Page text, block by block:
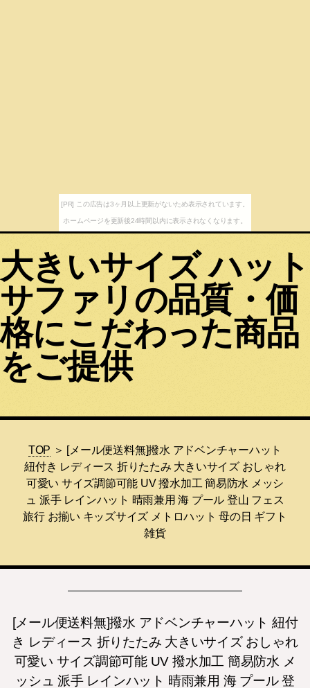
[PR] この広告は3ヶ月以上更新がないため表示されています。
ホームページを更新後24時間以内に表示されなくなります。
大きいサイズ ハット
サファリの品質・価
格にこだわった商品
をご提供
TOP ＞ [メール便送料無]撥水 アドベンチャーハット
紐付き レディース 折りたたみ 大きいサイズ おしゃれ
可愛い サイズ調節可能 UV 撥水加工 簡易防水 メッシ
ュ 派手 レインハット 晴雨兼用 海 プール 登山 フェス
旅行 お揃い キッズサイズ メトロハット 母の日 ギフト
雑貨
[メール便送料無]撥水 アドベンチャーハット 紐付
き レディース 折りたたみ 大きいサイズ おしゃれ
可愛い サイズ調節可能 UV 撥水加工 簡易防水 メ
ッシュ 派手 レインハット 晴雨兼用 海 プール 登